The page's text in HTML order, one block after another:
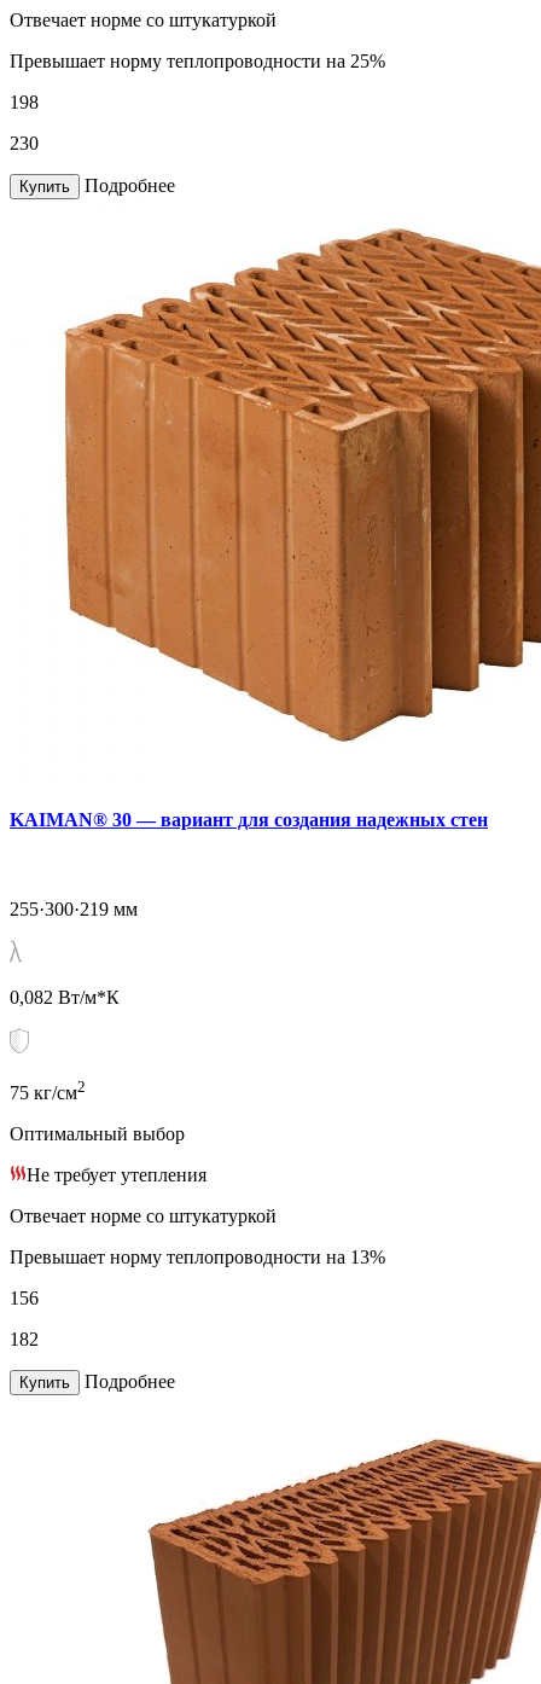
Отвечает норме со штукатуркой
Превышает норму теплопроводности на 25%
198
230
Купить Подробнее
KAIMAN® 30 — вариант для создания надежных стен
255·300·219 мм
0,082 Вт/м*К
75 кг/см2
Оптимальный выбор
Не требует утепления
Отвечает норме со штукатуркой
Превышает норму теплопроводности на 13%
156
182
Купить Подробнее